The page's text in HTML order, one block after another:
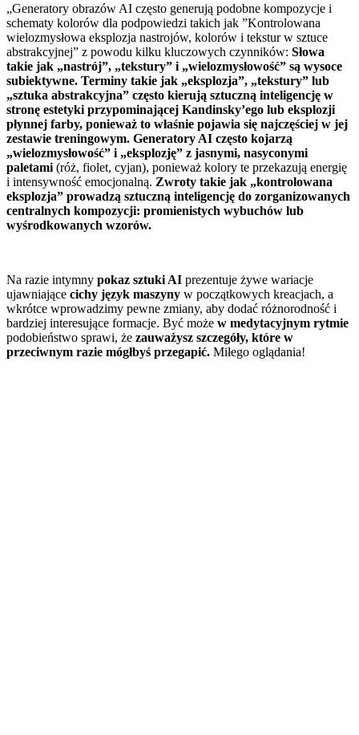
„Generatory obrazów AI często generują podobne kompozycje i
schematy kolorów dla podpowiedzi takich jak ”Kontrolowana
wielozmysłowa eksplozja nastrojów, kolorów i tekstur w sztuce
abstrakcyjnej” z powodu kilku kluczowych czynników: Słowa
takie jak „nastrój”, „tekstury” i „wielozmysłowość” są wysoce
subiektywne. Terminy takie jak „eksplozja”, „tekstury” lub
„sztuka abstrakcyjna” często kierują sztuczną inteligencję w
stronę estetyki przypominającej Kandinsky’ego lub eksplozji
płynnej farby, ponieważ to właśnie pojawia się najczęściej w jej
zestawie treningowym. Generatory AI często kojarzą
„wielozmysłowość” i „eksplozję” z jasnymi, nasyconymi
paletami (róż, fiolet, cyjan), ponieważ kolory te przekazują energię
i intensywność emocjonalną. Zwroty takie jak „kontrolowana
eksplozja” prowadzą sztuczną inteligencję do zorganizowanych
centralnych kompozycji: promienistych wybuchów lub
wyśrodkowanych wzorów.
Na razie intymny pokaz sztuki AI prezentuje żywe wariacje
ujawniające cichy język maszyny w początkowych kreacjach, a
wkrótce wprowadzimy pewne zmiany, aby dodać różnorodność i
bardziej interesujące formacje. Być może w medytacyjnym rytmie
podobieństwo sprawi, że zauważysz szczegóły, które w
przeciwnym razie mógłbyś przegapić. Miłego oglądania!